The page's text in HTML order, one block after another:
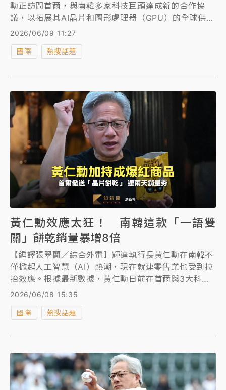
勳正訪問首爾，與南韓多家科技巨頭達成新的合作協
議，以拓展其AI晶片和圖形處理器（GPU）的全球供應
鏈，但他在行程頭3天四處吃透透，大啖烤豬五花肉配
燒啤、泡菜冷麵、人參雞湯和炸雞，為南韓本土美食品
牌帶來意想不到的全球宣傳效應。
2026/06/09 11:27
國際 熱搜話題
黃仁勳效應太狂！ 南韓這款「一語雙
關」餅乾銷量暴增8倍
【編譯張翠蘭／綜合外電】輝達執行長黃仁勳在南韓不
僅掀起人工智慧（AI）熱潮，現在就連零售業也受到拉
抬效應。根據最新數據，黃仁勳日前在首爾與3大科技
巨頭餐敘期間向民眾發送的一款餅乾，產品的網路搜尋
2026/06/08 15:35
國際 熱搜話題